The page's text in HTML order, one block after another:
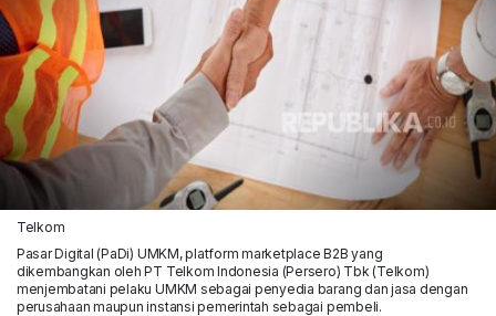
Telkom
Pasar Digital (PaDi) UMKM, platform marketplace B2B yang
dikembangkan oleh PT Telkom Indonesia (Persero) Tbk (Telkom)
menjembatani pelaku UMKM sebagai penyedia barang dan jasa dengan
perusahaan maupun instansi pemerintah sebagai pembeli.